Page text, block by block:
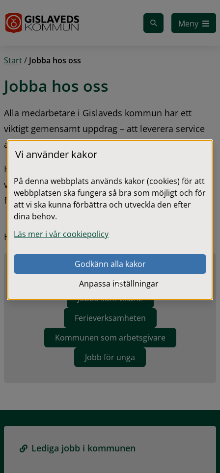
Meny
Start/ Jobba hos oss
Jobba hos oss
Alla medarbetare i Gislaveds kommun har ett
viktigt gemensamt uppdrag – att leverera service
av god kvalitet till de vi är till för.
Här hittar du information om lediga jobb, våra
värderingar, praktik och arbetsträning samt
feriepraktikmöjligheter för skolungdomar.
Hitta snabbt
Lediga jobb i kommunen
Jobba som vikarie
Ferieverksamheten
Kommunen som arbetsgivare
Jobb för unga
Lediga jobb i kommunen
Vi använder kakor
På denna webbplats används kakor (cookies) för att
webbplatsen ska fungera så bra som möjligt och för
att vi ska kunna förbättra och utveckla den efter
dina behov.
Läs mer i vår cookiepolicy
Godkänn alla kakor
Anpassa inställningar